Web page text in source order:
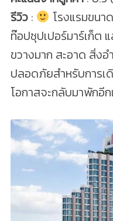
รีวิว:
โรงแรมขนา
ท๊อปซุปเปอร์มาร์เก็ต
ขวางมาก สะอาด สิ่ง
ปลอดภัยสำหรับการเ
โอกาสจะกลับมาพักอี